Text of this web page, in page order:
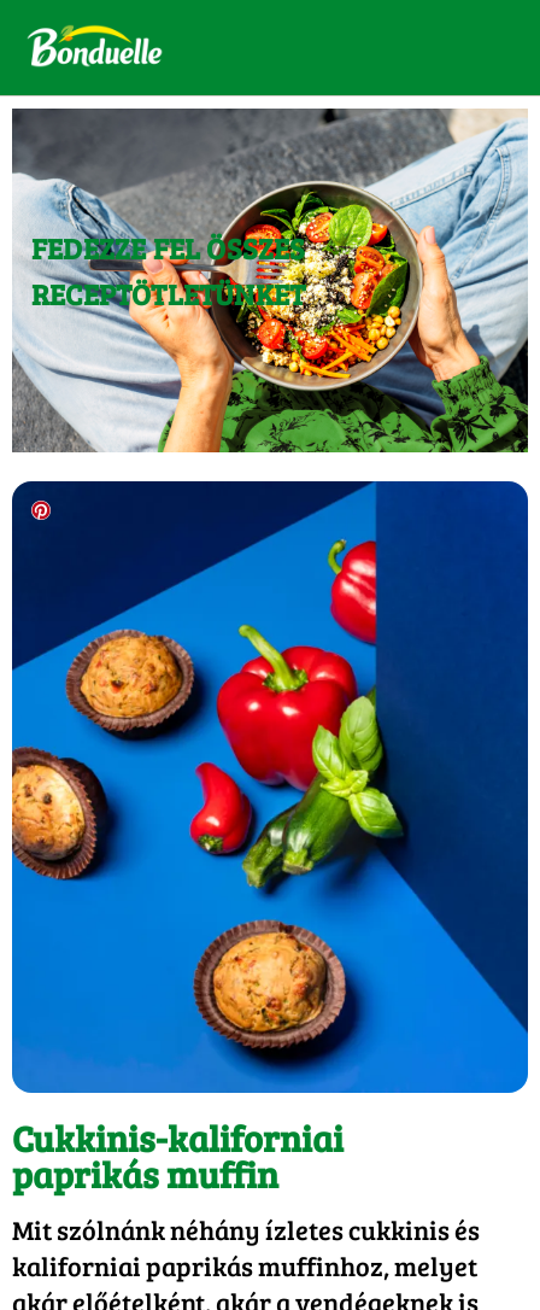
FEDEZZE FEL ÖSSZES
RECEPTÖTLETÜNKET
Cukkinis-kaliforniai
paprikás muffin
Mit szólnánk néhány ízletes cukkinis és
kaliforniai paprikás muffinhoz, melyet
akár előételként, akár a vendégeknek is